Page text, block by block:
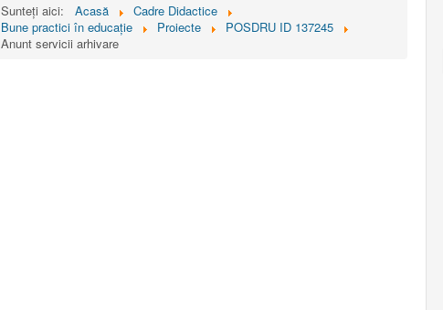
Sunteți aici: Acasă
Cadre Didactice
Bune practici în educaţie
Proiecte
POSDRU ID 137245
Anunt servicii arhivare